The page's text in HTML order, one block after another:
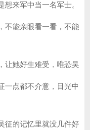
来军中当一名军士。
不能亲眼看一看，不能
她好生难受，唯恐吴
一点都不介意，目光中
的记忆里就没几件好